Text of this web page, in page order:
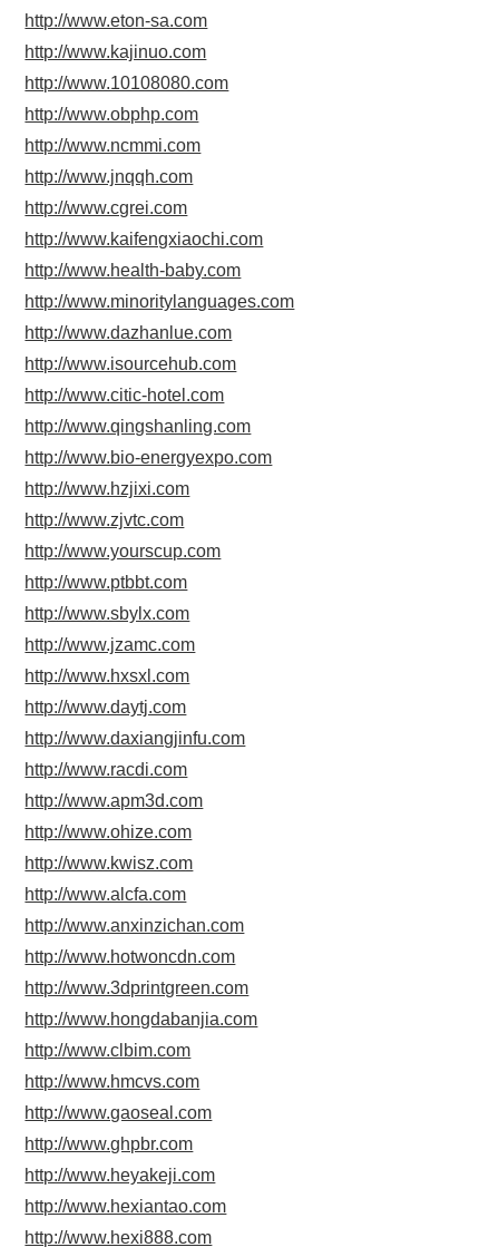
http://www.eton-sa.com
http://www.kajinuo.com
http://www.10108080.com
http://www.obphp.com
http://www.ncmmi.com
http://www.jnqqh.com
http://www.cgrei.com
http://www.kaifengxiaochi.com
http://www.health-baby.com
http://www.minoritylanguages.com
http://www.dazhanlue.com
http://www.isourcehub.com
http://www.citic-hotel.com
http://www.qingshanling.com
http://www.bio-energyexpo.com
http://www.hzjixi.com
http://www.zjvtc.com
http://www.yourscup.com
http://www.ptbbt.com
http://www.sbylx.com
http://www.jzamc.com
http://www.hxsxl.com
http://www.daytj.com
http://www.daxiangjinfu.com
http://www.racdi.com
http://www.apm3d.com
http://www.ohize.com
http://www.kwisz.com
http://www.alcfa.com
http://www.anxinzichan.com
http://www.hotwoncdn.com
http://www.3dprintgreen.com
http://www.hongdabanjia.com
http://www.clbim.com
http://www.hmcvs.com
http://www.gaoseal.com
http://www.ghpbr.com
http://www.heyakeji.com
http://www.hexiantao.com
http://www.hexi888.com